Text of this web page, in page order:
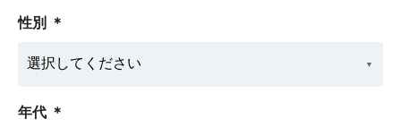
性別 ＊
年代 ＊